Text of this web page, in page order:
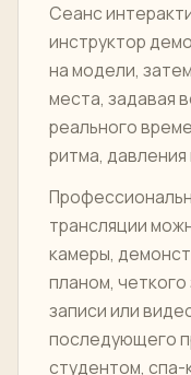
Сеанс
инструктор
на модели,
места, задавая
реального
ритма,
трансляции
камеры,
планом,
записи или
последующего
студентом,